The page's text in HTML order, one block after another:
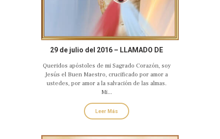
29 de julio del 2016 – LLAMADO DE
CORAZÓN EUCARÍSTICO DE JESÚS
Queridos apóstoles de mi Sagrado Corazón, soy
Jesús el Buen Maestro, crucificado por amor a
ustedes, por amor a la salvación de las almas.
Mi...
Leer Más